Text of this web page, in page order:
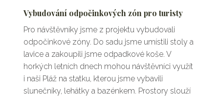
Vybudování odpočinkových zón pro turisty
Pro návštěvníky jsme z projektu vybudovali
odpočinkové zóny. Do sadu jsme umístili stoly a
lavice a zakoupili jsme odpadkové koše. V
horkých letních dnech mohou návštěvníci využít
i naši Pláž na statku, kterou jsme vybavili
slunečníky, lehátky a bazénkem. Prostory slouží